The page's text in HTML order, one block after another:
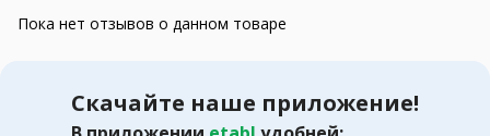
Пока нет отзывов о данном товаре
Скачайте наше приложение!